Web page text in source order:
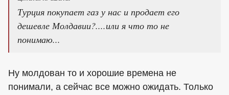
Турция покупает газ у нас и продает его
дешевле Молдавии?....или я что то не
понимаю...
Ну молдован то и хорошие времена не
понимали, а сейчас все можно ожидать. Только